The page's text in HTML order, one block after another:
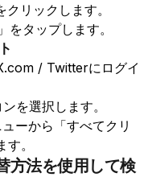
クリックします。
タップします。
/ Twitterにログイ
を選択します。
ーから「すべてクリ
。
方法を使用して検